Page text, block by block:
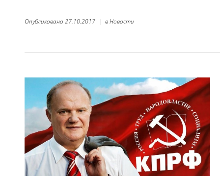
Опубликовано 27.10.2017 | вНовости